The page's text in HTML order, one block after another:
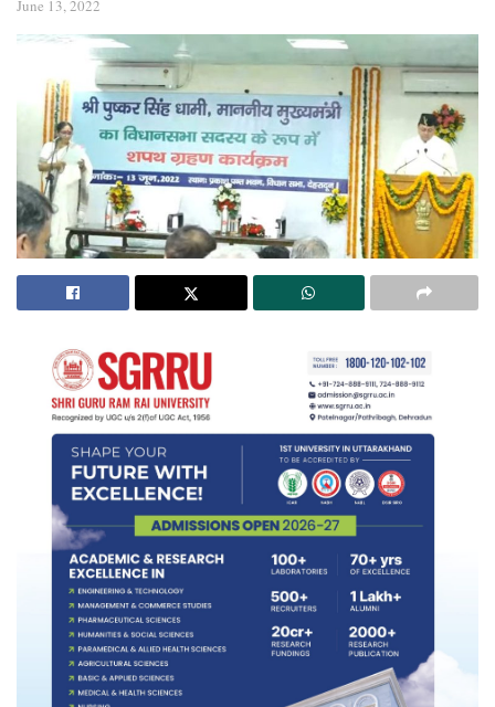
June 13, 2022